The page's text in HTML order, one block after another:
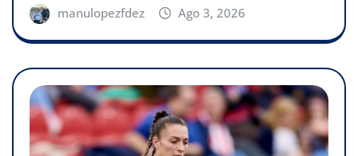
manulopezfdez Ago 3, 2026